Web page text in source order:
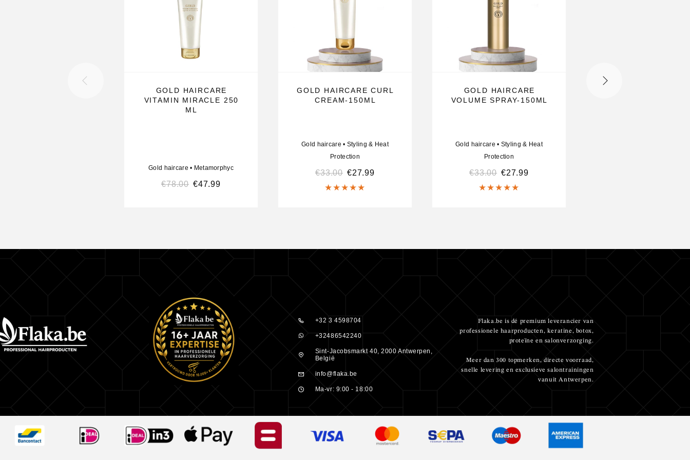
De formule is vrij van sulfaten en parabenen, is 100% vegan,
bevat UV-filters ter bescherming tegen schadelijke invloeden
van buitenaf en heeft een pH-waarde die perfect aansluit bij de
natuurlijke balans van haar en hoofdhuid. De actieve detox-
vervuiling op een veilige en effectieve manier.
Laat het haar fris, licht en schoon aanvoelen
Resultaten bij regelmatig gebruik
Na de eerste wasbeurt voelt de hoofdhuid frisser en schoner
Na vier weken oogt het haar lichter, gezonder en glanzender.
Bij langdurig gebruik ontstaat een ideale basis voor sterkere
GOLD HAIRCARE
VITAMIN MIRACLE 250
ML
Gold haircare • Metamorphyc
€78.00 €47.99
GOLD HAIRCARE CURL
CREAM-150ML
Gold haircare • Styling & Heat
Protection
€33.00 €27.99
GOLD HAIRCARE
VOLUME SPRAY-150ML
Gold haircare • Styling & Heat
Protection
€33.00 €27.99
+32 3 4598704
+32486542240
Sint-Jacobsmarkt 40, 2000 Antwerpen,
België
info@flaka.be
Ma-vr: 9:00 - 18:00
Flaka.be is dé premium leverancier van
professionele haarproducten, keratine, botox,
proteïne en salonverzorging.
Meer dan 300 topmerken, directe voorraad,
snelle levering en exclusieve salontrainingen
vanuit Antwerpen.